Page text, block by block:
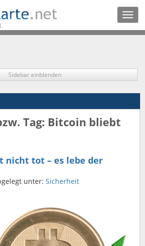
Sidebar einblenden
Tag: Bitcoin bliebt
nicht tot – es lebe der
unter: Sicherheit